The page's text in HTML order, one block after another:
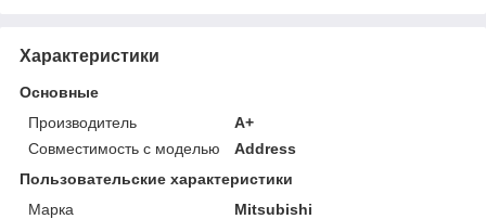
Характеристики
Основные
Производитель
A+
Совместимость с моделью
Address
Пользовательские характеристики
Марка
Mitsubishi